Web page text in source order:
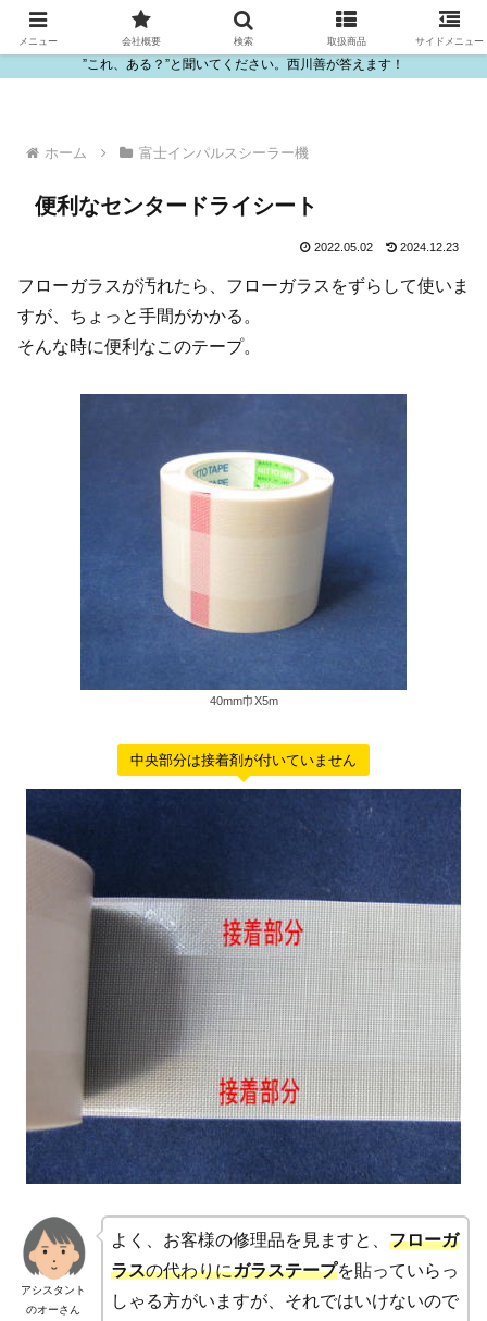
ビニール・プラスチック製品の卸販売は西川善
”これ、ある？”と聞いてください。西川善が答えます！
ホーム 富士インパルスシーラー機
便利なセンタードライシート
2022.05.02 2024.12.23
フローガラスが汚れたら、フローガラスをずらして使いま
すが、ちょっと手間がかかる。
そんな時に便利なこのテープ。
40mm巾X5m
中央部分は接着剤が付いていません
アシスタント
のオーさん
よく、お客様の修理品を見ますと、 フローガ
ラスの代わりにガラステープを貼っていらっ
しゃる方がいますが、それではいけないので
メニュー 会社概要 検索 取扱商品 サイドメニュー